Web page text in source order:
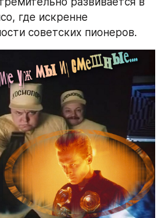
где искренне
советских пионеров.